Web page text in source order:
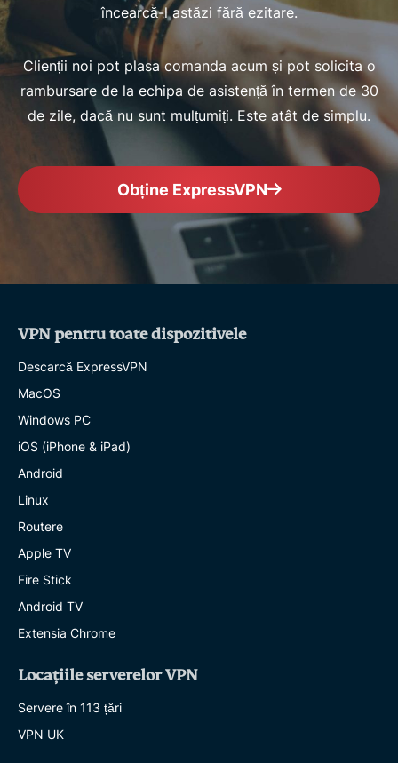
încearcă-l astăzi fără ezitare.
Clienții noi pot plasa comanda acum și pot solicita o
rambursare de la echipa de asistență în termen de 30
de zile, dacă nu sunt mulțumiți. Este atât de simplu.
Obține ExpressVPN
VPN pentru toate dispozitivele
Descarcă ExpressVPN
MacOS
Windows PC
iOS (iPhone & iPad)
Android
Linux
Routere
Apple TV
Fire Stick
Android TV
Extensia Chrome
Locațiile serverelor VPN
Servere în 113 țări
VPN UK